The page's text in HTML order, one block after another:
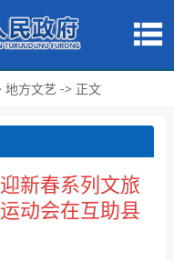
地方文艺 -> 正文
新春系列文旅
动会在互助县